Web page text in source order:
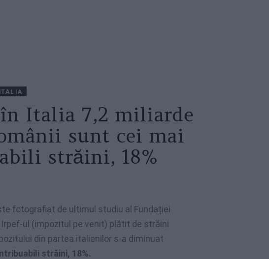
ITALIA
Italia 7,2 miliarde
sunt cei mai
străini, 18%
fotografiat de ultimul studiu al Fundației
ul (impozitul pe venit) plătit de străini
din partea italienilor s-a diminuat
străini, 18%.